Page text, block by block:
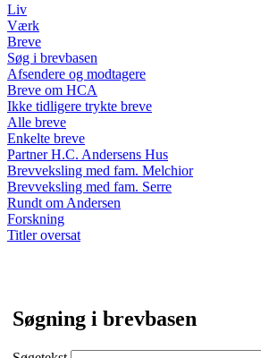
Liv
Værk
Breve
Søg i brevbasen
Afsendere og modtagere
Breve om HCA
Ikke tidligere trykte breve
Alle breve
Enkelte breve
Partner H.C. Andersens Hus
Brevveksling med fam. Melchior
Brevveksling med fam. Serre
Rundt om Andersen
Forskning
Titler oversat
Søgning i brevbasen